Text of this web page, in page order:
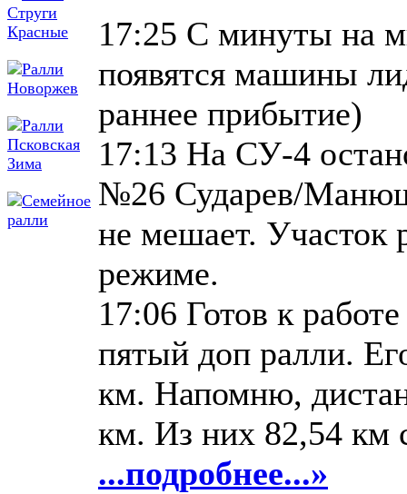
17:25 С минуты на
появятся машины
раннее прибытие)
17:13 На СУ-4
№26 Сударев/
не мешает. Участок
режиме.
17:06 Готов к
пятый доп ралли.
км. Напомню,
км. Из них 82,54 км
...подробнее...»